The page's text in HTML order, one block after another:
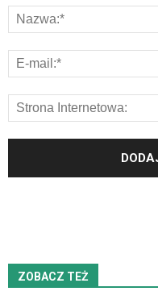
ZOBACZ TEŻ